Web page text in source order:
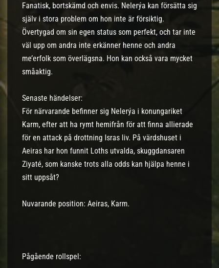
Fanatisk, bortskämd och envis. Nelerýa kan försätta sig
själv i stora problem om hon inte är försiktig.
Övertygad om sin egen status som perfekt, och tar inte
väl upp om andra inte erkänner henne och andra
me’erfolk som överlägsna. Hon kan också vara mycket
småaktig.
Senaste händelser:
För närvarande befinner sig Nelerýa i konungariket
Karm, efter att ha rymt hemifrån för att finna allierade
för en attack på drottning Isras liv. På värdshuset i
Aeiras har hon funnit Loths utvalda, skuggdansaren
Ziyaté, som kanske trots alla odds kan hjälpa henne i
sitt uppsåt?
Nuvarande position: Aeiras, Karm.
Pågående rollspel: